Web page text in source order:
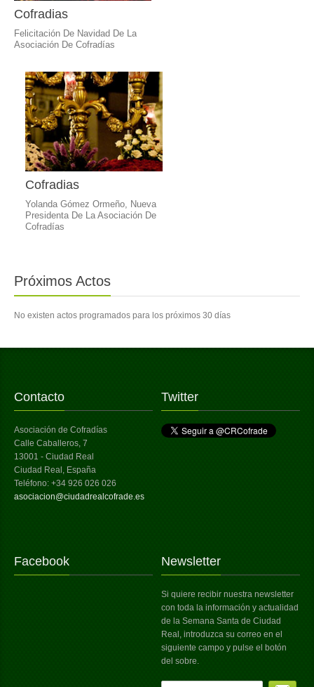
Cofradias
Felicitación De Navidad De La
Asociación De Cofradías
Cofradias
Yolanda Gómez Ormeño, Nueva
Presidenta De La Asociación De
Cofradías
Próximos Actos
No existen actos programados para los próximos 30 días
Contacto
Asociación de Cofradías
Calle Caballeros, 7
13001 - Ciudad Real
Ciudad Real, España
Teléfono: +34 926 026 026
asociacion@ciudadrealcofrade.es
Twitter
Facebook Newsletter
Si quiere recibir nuestra newsletter
con toda la información y actualidad
de la Semana Santa de Ciudad
Real, introduzca su correo en el
siguiente campo y pulse el botón
del sobre.